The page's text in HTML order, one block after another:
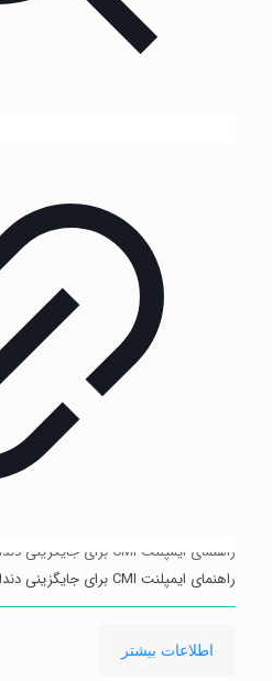
راهنمای ایمپلنت CMI برای جایگزینی دندان
راهنمای ایمپلنت CMI برای جایگزینی دندان
اطلاعات بیشتر